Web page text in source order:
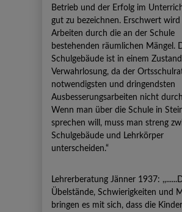
Betrieb und der Erfolg im
gut zu bezeichnen. Erschwert wird
Arbeiten durch die an der Schule
bestehenden räumlichen Mängel.
Schulgebäude ist in einem
Verwahrlosung, da der
notwendigsten und dringendsten
Ausbesserungsarbeiten nicht
Wenn man über die Schule in
sprechen will, muss man streng
Schulgebäude und Lehrkörper
unterscheiden.“
Lehrerberatung Jänner 1937:
Übelstände, Schwierigkeiten und
bringen es mit sich, dass die